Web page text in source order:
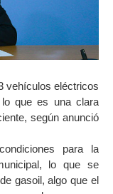
vehículos eléctricos
que es una clara
según anunció
para la
lo que se
gasoil, algo que el